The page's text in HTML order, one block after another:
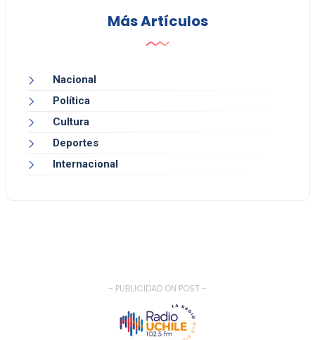
Más Artículos
Nacional
Política
Cultura
Deportes
Internacional
- PUBLICIDAD ON POST -